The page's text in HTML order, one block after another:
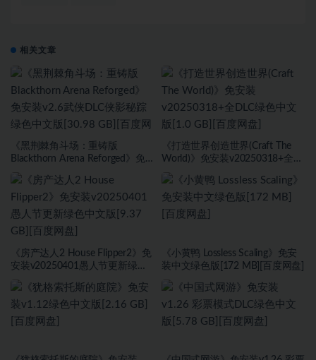
相关文章
《黑荆棘角斗场：重铸版
Blackthorn Arena Reforged》免
文版[30.98 GB][百度网盘]
《打造世界创造世界(Craft The
World)》免安装v20250318+全
盘]
《房产达人2 House Flipper2》免
安装v20250401愚人节更新绿色
《小黄鸭 Lossless Scaling》免安
装中文绿色版[172 MB][百度网盘]